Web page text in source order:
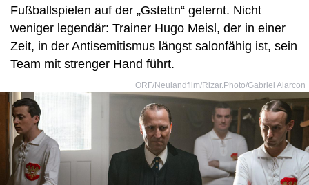
Fußballspielen auf der „Gstettn“ gelernt. Nicht
weniger legendär: Trainer Hugo Meisl, der in einer
Zeit, in der Antisemitismus längst salonfähig ist, sein
Team mit strenger Hand führt.
ORF/Neulandfilm/Rizar.Photo/Gabriel Alarcon